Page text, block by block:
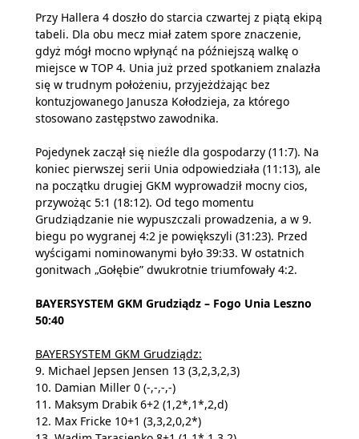
Przy Hallera 4 doszło do starcia czwartej z piątą ekipą
tabeli. Dla obu mecz miał zatem spore znaczenie,
gdyż mógł mocno wpłynąć na późniejszą walkę o
miejsce w TOP 4. Unia już przed spotkaniem znalazła
się w trudnym położeniu, przyjeżdżając bez
kontuzjowanego Janusza Kołodzieja, za którego
stosowano zastępstwo zawodnika.
Pojedynek zaczął się nieźle dla gospodarzy (11:7). Na
koniec pierwszej serii Unia odpowiedziała (11:13), ale
na początku drugiej GKM wyprowadził mocny cios,
przywożąc 5:1 (18:12). Od tego momentu
Grudziądzanie nie wypuszczali prowadzenia, a w 9.
biegu po wygranej 4:2 je powiększyli (31:23). Przed
wyścigami nominowanymi było 39:33. W ostatnich
gonitwach „Gołębie” dwukrotnie triumfowały 4:2.
BAYERSYSTEM GKM Grudziądz – Fogo Unia Leszno
50:40
BAYERSYSTEM GKM Grudziądz:
9. Michael Jepsen Jensen 13 (3,2,3,2,3)
10. Damian Miller 0 (-,-,-,-)
11. Maksym Drabik 6+2 (1,2*,1*,2,d)
12. Max Fricke 10+1 (3,3,2,0,2*)